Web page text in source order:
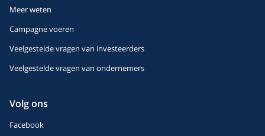
Meer weten
Campagne voeren
Veelgestelde vragen van investeerders
Veelgestelde vragen van ondernemers
Volg ons
Facebook